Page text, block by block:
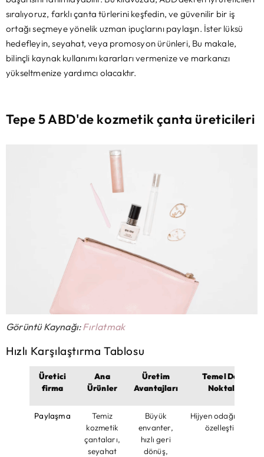
sıralıyoruz, farklı çanta türlerini keşfedin, ve güvenilir bir iş
ortağı seçmeye yönelik uzman ipuçlarını paylaşın. İster lüksü
hedefleyin, seyahat, veya promosyon ürünleri, Bu makale,
bilinçli kaynak kullanımı kararları vermenize ve markanızı
yükseltmenize yardımcı olacaktır.
Tepe 5 ABD'de kozmetik çanta üreticileri
Görüntü Kaynağı:Fırlatmak
Hızlı Karşılaştırma Tablosu
Üretici
firma
Ana
Ürünler
Üretim
Avantajları
Temel Değer
Noktaları
Paylaşma
Temiz
kozmetik
çantaları,
seyahat
Büyük
envanter,
hızlı geri
dönüş,
Hijyen odağı, marka
özelleştirme